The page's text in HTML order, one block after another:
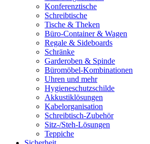
Konferenztische
Schreibtische
Tische & Theken
Büro-Container & Wagen
Regale & Sideboards
Schränke
Garderoben & Spinde
Büromöbel-Kombinationen
Uhren und mehr
Hygieneschutzschilde
Akkustiklösungen
Kabelorganisation
Schreibtisch-Zubehör
Sitz-/Steh-Lösungen
Teppiche